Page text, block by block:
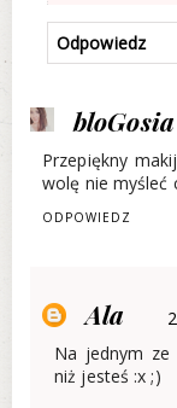
Odpowiedz
bloGosia
Przepiękny
wolę nie myśleć
ODPOWIEDZ
Ala
Na jednym ze
niż jesteś :x ;)